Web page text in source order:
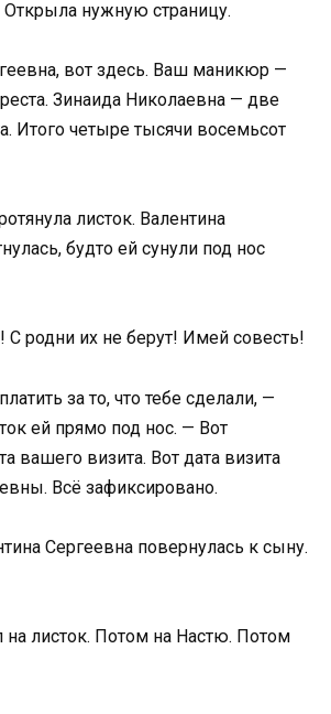
Открыла нужную страницу.
вот здесь. Ваш маникюр —
Зинаида Николаевна — две
Итого четыре тысячи восемьсот
листок. Валентина
будто ей сунули под нос
С родни их не берут! Имей совесть!
за то, что тебе сделали, —
ей прямо под нос. — Вот
вашего визита. Вот дата визита
Всё зафиксировано.
Сергеевна повернулась к сыну.
на листок. Потом на Настю. Потом